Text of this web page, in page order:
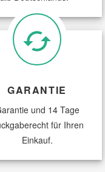
GARANTIE
und 14 Tage
für Ihren
Einkauf.